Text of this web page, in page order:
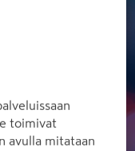
toimivat
avulla mitataan